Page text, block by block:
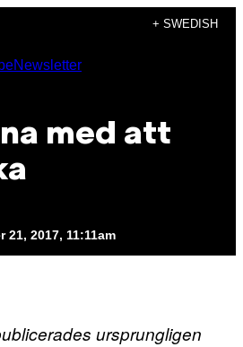
+ SWEDISH
Newsletter
med att
21, 2017, 11:11am
ursprungligen